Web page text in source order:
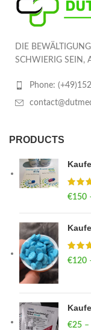
DIE
SCHWIERIG SEIN,
Phone:
PRODUCTS
€150
€120
€25 –